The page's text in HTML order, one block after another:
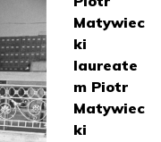
Matywiec
ki
laureate
m Piotr
Matywiec
ki